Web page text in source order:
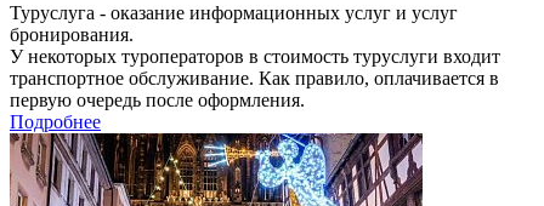
Туруслуга - оказание информационных услуг и услуг
бронирования.
У некоторых туроператоров в стоимость туруслуги входит
транспортное обслуживание. Как правило, оплачивается в
первую очередь после оформления.
Подробнее